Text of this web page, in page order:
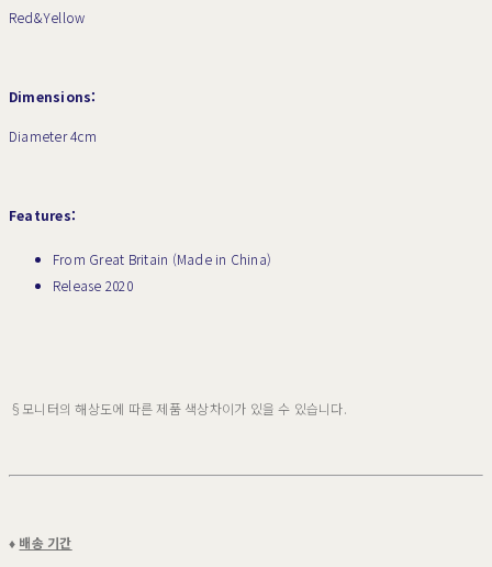
Red&Yellow
Dimensions:
Diameter 4cm
Features:
From Great Britain (Made in China)
Release 2020
§모니터의 해상도에 따른 제품 색상차이가 있을 수 있습니다.
♦ 배송 기간